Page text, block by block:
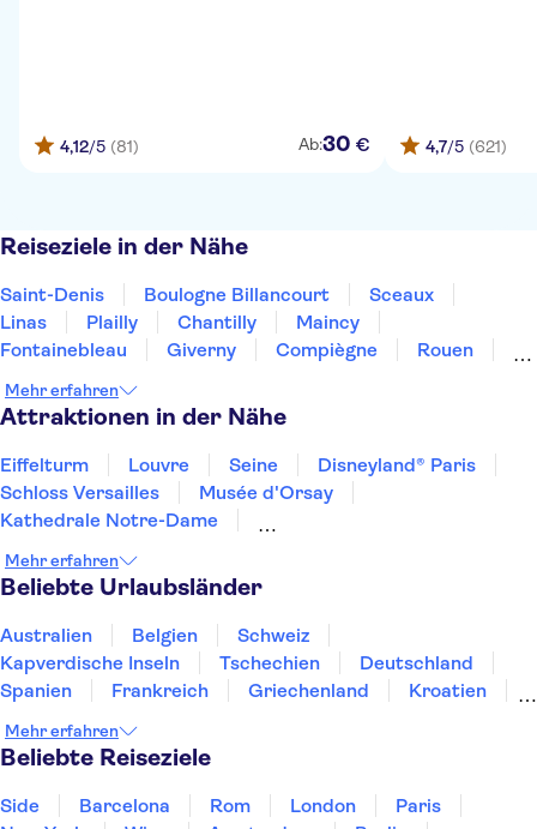
4,12/5 (81) Ab:30 € 4,7/5 (621)
Reiseziele in der Nähe
Saint-Denis Boulogne Billancourt
Sceaux
Linas
Plailly Chantilly
Maincy
Fontainebleau
Giverny Compiègne
Rouen
Mehr erfahren
Attraktionen in der Nähe
Eiffelturm Louvre Seine
Disneyland® Paris
Schloss Versailles
Musée d'Orsay
Kathedrale Notre-Dame
Ausflüge von Paris
Day trips to Monaco
Day trips to Eze
Loiretal und Schlösser
French Riviera day trips
Day trips to Antibes
Mehr erfahren
Beliebte Urlaubsländer
Australien Belgien
Schweiz
Kapverdische Inseln
Tschechien
Deutschland
Spanien
Frankreich Griechenland
Kroatien
Norwegen
Polen
Mehr erfahren
Beliebte Reiseziele
Side Barcelona Rom London
Paris